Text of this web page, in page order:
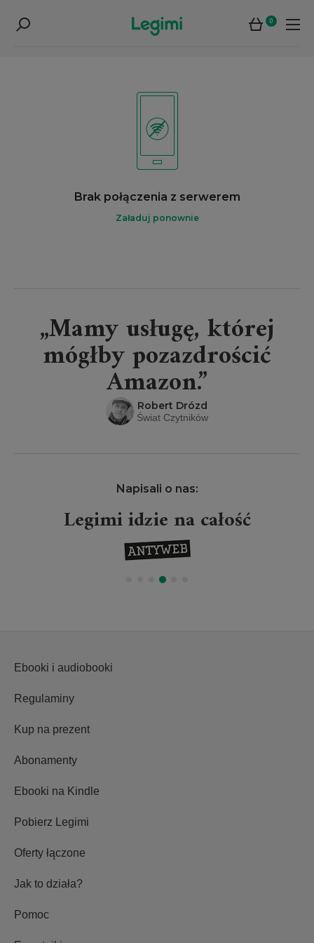
0
Brak połączenia z serwerem
Załaduj ponownie
„Mamy usługę, której
mógłby pozazdrościć
Amazon.”
Robert Drózd
Świat Czytników
Napisali o nas:
Legimi idzie na całość
Ebooki i audiobooki
Regulaminy
Kup na prezent
Abonamenty
Ebooki na Kindle
Pobierz Legimi
Oferty łączone
Jak to działa?
Pomoc